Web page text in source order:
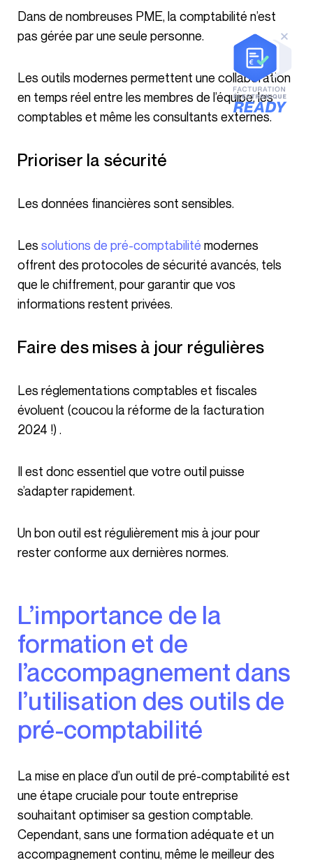
Dans de nombreuses PME, la comptabilité n’est
pas gérée par une seule personne.
Les outils modernes permettent une collaboration
en temps réel entre les membres de l’équipe, les
comptables et même les consultants externes.
Prioriser la sécurité
Les données financières sont sensibles.
Les solutions de pré-comptabilité modernes
offrent des protocoles de sécurité avancés, tels
que le chiffrement, pour garantir que vos
informations restent privées.
Faire des mises à jour régulières
Les réglementations comptables et fiscales
évoluent (coucou la réforme de la facturation
2024 !) .
Il est donc essentiel que votre outil puisse
s’adapter rapidement.
Un bon outil est régulièrement mis à jour pour
rester conforme aux dernières normes.
L’importance de la
formation et de
l’accompagnement dans
l’utilisation des outils de
pré-comptabilité
La mise en place d’un outil de pré-comptabilité est
une étape cruciale pour toute entreprise
souhaitant optimiser sa gestion comptable.
Cependant, sans une formation adéquate et un
accompagnement continu, même le meilleur des